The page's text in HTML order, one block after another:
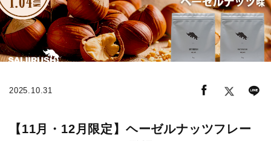
2025.10.31
【11月・12月限定】ヘーゼルナッツフレー